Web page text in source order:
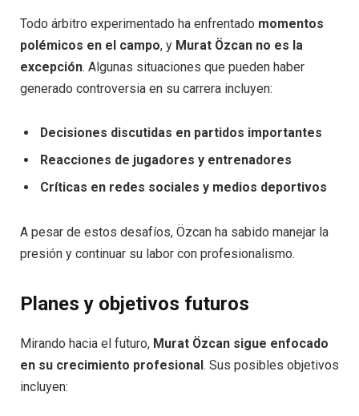
Todo árbitro experimentado ha enfrentado momentos
polémicos en el campo, y Murat Özcan no es la
excepción. Algunas situaciones que pueden haber
generado controversia en su carrera incluyen:
Decisiones discutidas en partidos importantes
Reacciones de jugadores y entrenadores
Críticas en redes sociales y medios deportivos
A pesar de estos desafíos, Özcan ha sabido manejar la
presión y continuar su labor con profesionalismo.
Planes y objetivos futuros
Mirando hacia el futuro, Murat Özcan sigue enfocado
en su crecimiento profesional. Sus posibles objetivos
incluyen: